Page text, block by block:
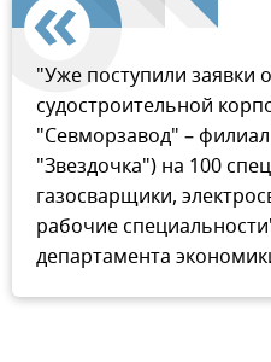
"Уже поступили заявки
судостроительной
"Севморзавод" –
"Звездочка") на 100
газосварщики,
рабочие
департамента